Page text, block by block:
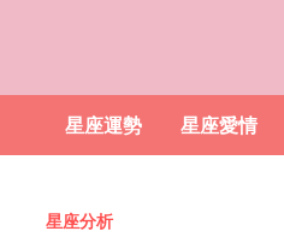
星座運勢 星座愛情
星座分析